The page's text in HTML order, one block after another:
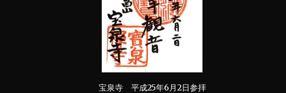
宝泉寺 平成25年6月2日参拝